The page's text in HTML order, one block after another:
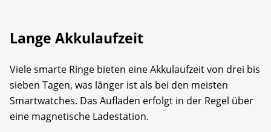
Lange Akkulaufzeit
Viele smarte Ringe bieten eine Akkulaufzeit von drei bis
sieben Tagen, was länger ist als bei den meisten
Smartwatches. Das Aufladen erfolgt in der Regel über
eine magnetische Ladestation.